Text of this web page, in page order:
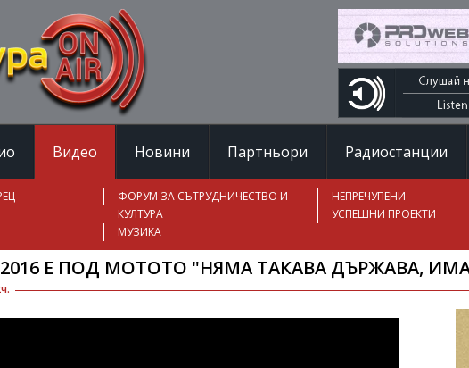
Видео Новини Партньори Радиостанции
ФОРУМ ЗА СЪТРУДНИЧЕСТВО И
КУЛТУРА
НЕПРЕЧУПЕНИ
УСПЕШНИ ПРОЕКТИ
МУЗИКА
Е ПОД МОТОТО "НЯМА ТАКАВА ДЪРЖАВА,